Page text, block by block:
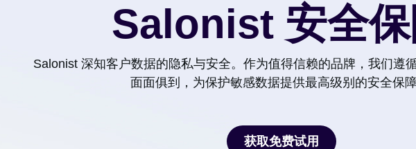
Salonist 安全
Salonist 深知客户数据的隐私与安全。作为值得信赖的品牌，我们遵
面面俱到，为保护敏感数据提供最高级别的安全保
获取免费试用